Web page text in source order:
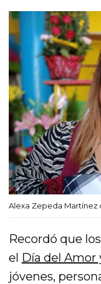
Alexa Zepeda
Recordó que
el Día del Amor
jóvenes,